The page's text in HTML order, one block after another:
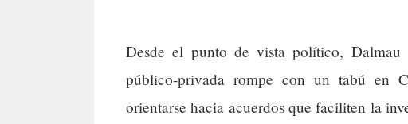
Desde el punto de vista político, Dalmau
público-privada rompe con un tabú en
orientarse hacia acuerdos que faciliten la